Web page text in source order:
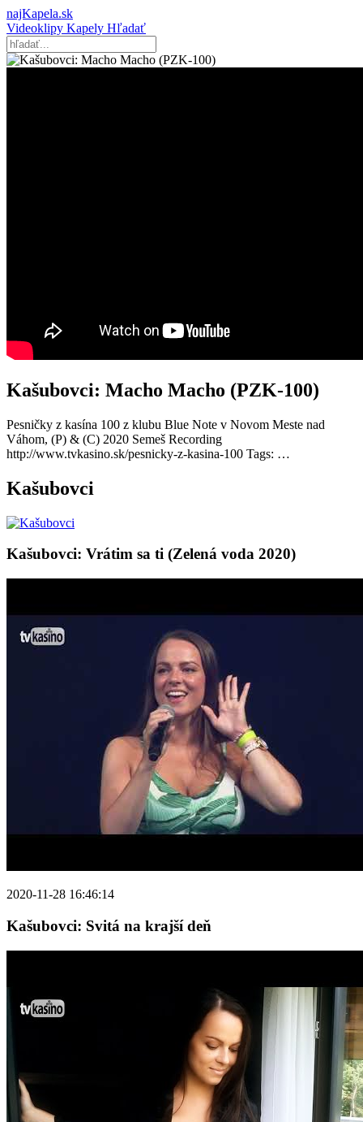
najKapela.sk
Videoklipy Kapely Hľadať
Kašubovci: Macho Macho (PZK-100)
Pesničky z kasína 100 z klubu Blue Note v Novom Meste nad
Váhom, (P) & (C) 2020 Semeš Recording
http://www.tvkasino.sk/pesnicky-z-kasina-100 Tags: …
Kašubovci
Kašubovci: Vrátim sa ti (Zelená voda 2020)
2020-11-28 16:46:14
Kašubovci: Svitá na krajší deň